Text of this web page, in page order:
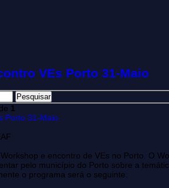
VEs Porto 31-Maio
de 1
Porto 31-Maio
e encontro de VEs no Porto. O
pelo município do Porto sobre a
o programa será o seguinte: